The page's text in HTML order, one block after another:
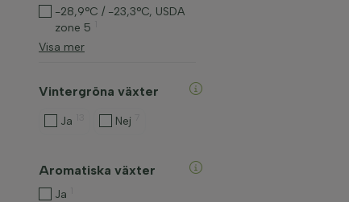
-28,9°C / -23,3°C, USDA
zone 5
Visa mer
Vintergröna växter
Ja Nej
Aromatiska växter
Ja